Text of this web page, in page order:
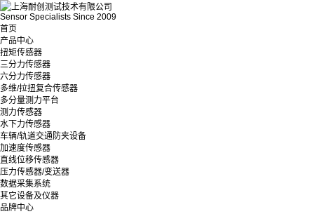
Sensor Specialists Since 2009
首页
产品中心
扭矩传感器
三分力传感器
六分力传感器
多维/拉扭复合传感器
多分量测力平台
测力传感器
水下力传感器
车辆/轨道交通防夹设备
加速度传感器
直线位移传感器
压力传感器/变送器
数据采集系统
其它设备及仪器
品牌中心